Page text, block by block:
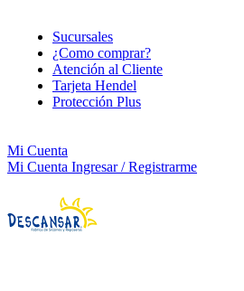
Sucursales
¿Como comprar?
Atención al Cliente
Tarjeta Hendel
Protección Plus
Mi Cuenta
Mi Cuenta Ingresar / Registrarme